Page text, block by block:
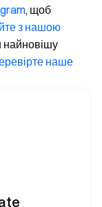
, щоб
з нашою
найновішу
наше